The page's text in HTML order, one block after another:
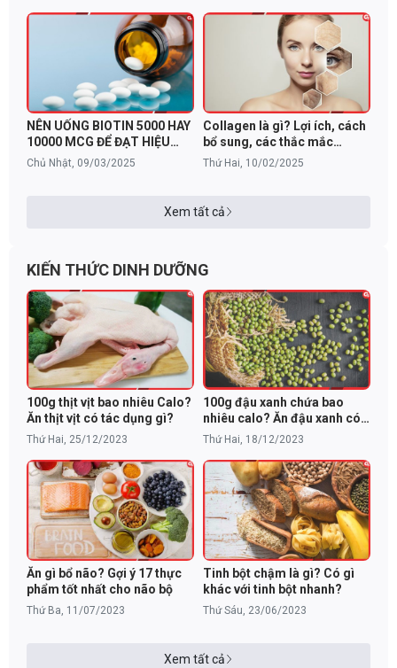
NutraBio
NÊN UỐNG BIOTIN 5000 HAY
10000 MCG ĐỂ ĐẠT HIỆU
QUẢ TỐT NHẤT?
Chủ Nhật, 09/03/2025
Collagen là gì? Lợi ích, cách
bổ sung, các thắc mắc
thường gặp
Thứ Hai, 10/02/2025
Xem tất cả
KIẾN THỨC DINH DƯỠNG
100g thịt vịt bao nhiêu Calo?
Ăn thịt vịt có tác dụng gì?
Thứ Hai, 25/12/2023
100g đậu xanh chứa bao
nhiêu calo? Ăn đậu xanh có
béo không?
Thứ Hai, 18/12/2023
Ăn gì bổ não? Gợi ý 17 thực
phẩm tốt nhất cho não bộ
Thứ Ba, 11/07/2023
Tinh bột chậm là gì? Có gì
khác với tinh bột nhanh?
Thứ Sáu, 23/06/2023
Xem tất cả